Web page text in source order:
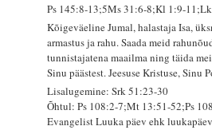
Ps 145:8-13;5Ms 31:6-8;Kl 1:9-
Kõigeväeline Jumal, halastaja Isa,
armastus ja rahu. Saada meid
tunnistajatena maailma ning täida
Sinu päästest. Jeesuse Kristuse, Sinu
Lisalugemine: Srk 51:23-30
Õhtul: Ps 108:2-7;Mt 13:51-52;Ps
Evangelist Luuka päev ehk luukapäev